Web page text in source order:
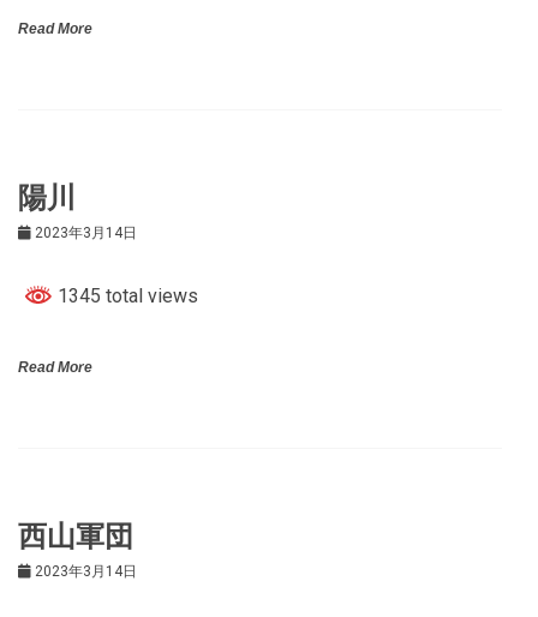
Read More
陽川
2023年3月14日
1345 total views
Read More
西山軍団
2023年3月14日